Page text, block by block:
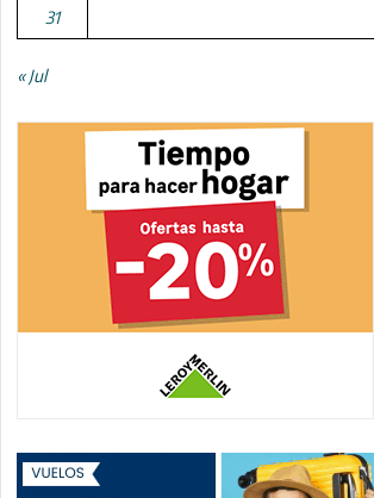
31
« Jul